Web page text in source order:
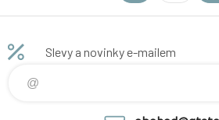
bez nutnosti sestoupit z kola a
sedlem materiál: tělo slitina
Slevy a novinky e-mailem